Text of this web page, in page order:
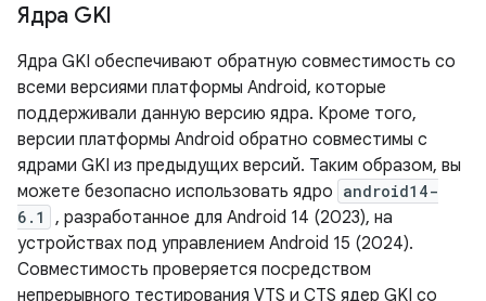
Ядра GKI
Ядра GKI обеспечивают обратную совместимость со
всеми версиями платформы Android, которые
поддерживали данную версию ядра. Кроме того,
версии платформы Android обратно совместимы с
ядрами GKI из предыдущих версий. Таким образом, вы
можете безопасно использовать ядро android14-
6.1
, разработанное для Android 14 (2023), на
устройствах под управлением Android 15 (2024).
Совместимость проверяется посредством
непрерывного тестирования VTS и CTS ядер GKI со